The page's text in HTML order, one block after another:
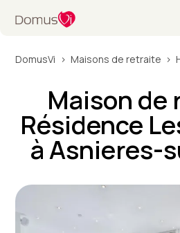
DomusVi Maisons de retraite
Maison
Résidence
à Asnieres-